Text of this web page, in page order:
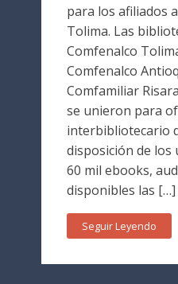
para los afiliados
Tolima. Las
Comfenalco
Comfenalco
Comfamiliar
se unieron para
interbibliotecario
disposición de los
60 mil ebooks,
disponibles las […]
Seguir Leyendo